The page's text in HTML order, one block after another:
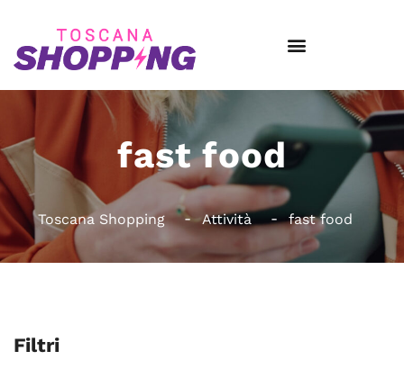
fast food
Toscana Shopping Attività fast food
Filtri